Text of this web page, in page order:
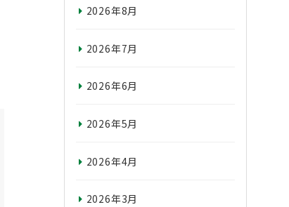
2026年8月
2026年7月
2026年6月
2026年5月
2026年4月
2026年3月